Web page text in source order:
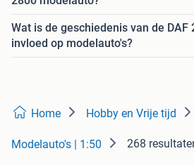
Wat is de geschiedenis van de DAF
invloed op modelauto's?
Home Hobby en Vrije tijd
Modelauto's | 1:50 268